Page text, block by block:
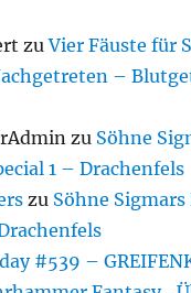
zuVier Fäuste für
–
zu Söhne
1 – Drachenfels
zu Söhne
#539 –